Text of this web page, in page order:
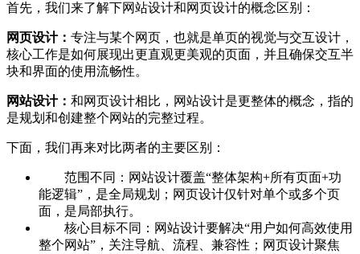
首先，我们来了解下网站设计和网页设计的概念区别：
网页设计： 专注与某个网页，也就是单页的视觉与交互设计，
核心工作是如何展现出更直观更美观的页面，并且确保交互半
块和界面的使用流畅性。
网站设计： 和网页设计相比，网站设计是更整体的概念，指的
是规划和创建整个网站的完整过程。
下面，我们再来对比两者的主要区别：
范围不同：网站设计覆盖“整体架构+所有页面+功
能逻辑”，是全局规划；网页设计仅针对单个或多个页
面，是局部执行。
核心目标不同：网站设计要解决“用户如何高效使用
整个网站”，关注导航、流程、兼容性；网页设计聚焦